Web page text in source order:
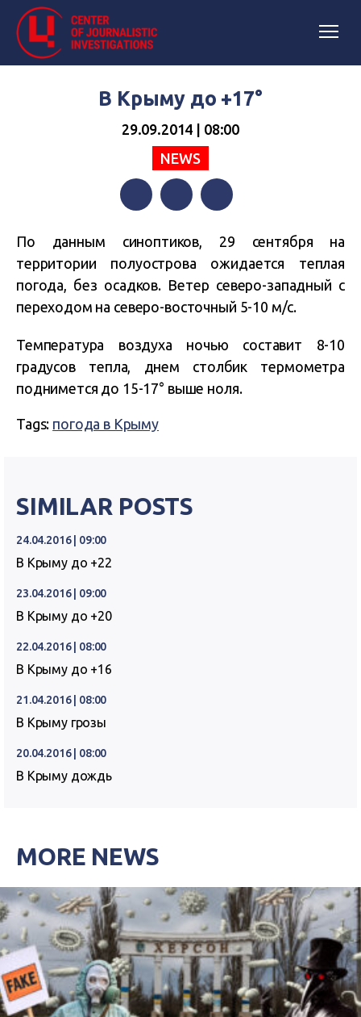
В Крыму до +17°
29.09.2014 | 08:00
NEWS
По данным синоптиков, 29 сентября на
территории полуострова ожидается теплая
погода, без осадков. Ветер северо-западный с
переходом на северо-восточный 5-10 м/с.
Температура воздуха ночью составит 8-10
градусов тепла, днем столбик термометра
поднимется до 15-17° выше ноля.
Tags: погода в Крыму
SIMILAR POSTS
24.04.2016 | 09:00
В Крыму до +22
23.04.2016 | 09:00
В Крыму до +20
22.04.2016 | 08:00
В Крыму до +16
21.04.2016 | 08:00
В Крыму грозы
20.04.2016 | 08:00
В Крыму дождь
MORE NEWS